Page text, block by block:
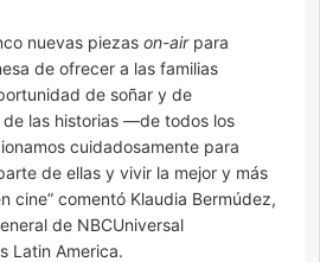
nuevas piezas on-airpara
de ofrecer a las familias
de soñar y de
las historias —de todos los
cuidadosamente para
de ellas y vivir la mejor y más
cine” comentó Klaudia Bermúdez,
de NBCUniversal
Latin America.